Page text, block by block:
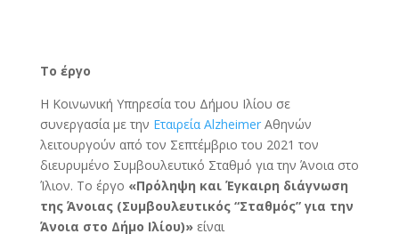
Το έργο
H Κοινωνική Υπηρεσία του Δήμου Ιλίου σε
συνεργασία με την Εταιρεία AlzheimerΑθηνών
λειτουργούν από τον Σεπτέμβριο του 2021 τον
διευρυμένο Συμβουλευτικό Σταθμό για την Άνοια στο
Ίλιον. To έργο «Πρόληψη και Έγκαιρη διάγνωση
της Άνοιας (Συμβουλευτικός “Σταθμός” για την
Άνοια στο Δήμο Ιλίου)» είναι